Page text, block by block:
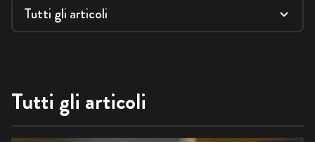
Tutti gli articoli
Tutti gli articoli